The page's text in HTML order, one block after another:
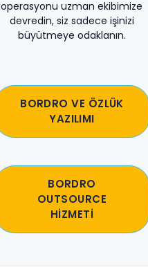
operasyonu uzman ekibimize
devredin, siz sadece işinizi
büyütmeye odaklanın.
BORDRO VE ÖZLÜK
YAZILIMI
BORDRO
OUTSOURCE
HİZMETİ